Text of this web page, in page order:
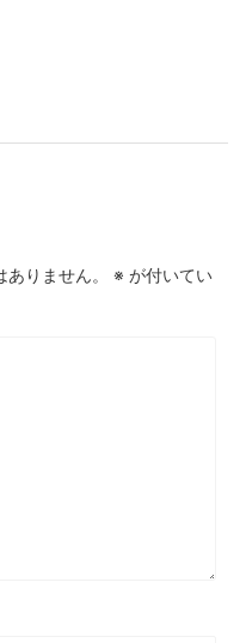
りません。 ※ が付いてい